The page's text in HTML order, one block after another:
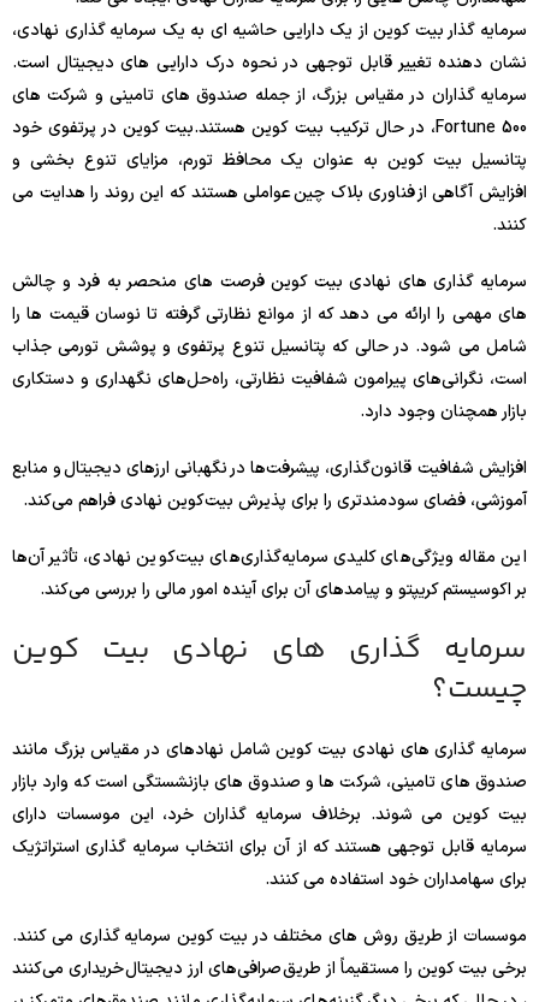
سرمایه گذار بیت کوین از یک دارایی حاشیه ای به یک سرمایه گذاری نهادی،
نشان دهنده تغییر قابل توجهی در نحوه درک دارایی های دیجیتال است.
سرمایه گذاران در مقیاس بزرگ، از جمله صندوق های تامینی و شرکت های
Fortune 500، در حال ترکیب بیت کوین هستند.
بیت کوین در پرتفوی خود
پتانسیل بیت کوین به عنوان یک محافظ تورم، مزایای تنوع بخشی و
افزایش آگاهی از فناوری بلاک چین عواملی هستند که این روند را هدایت می
کنند.
سرمایه گذاری های نهادی بیت کوین فرصت های منحصر به فرد و چالش
های مهمی را ارائه می دهد که از موانع نظارتی گرفته تا نوسان قیمت ها را
شامل می شود. در حالی که پتانسیل تنوع پرتفوی و پوشش تورمی جذاب
است، نگرانی‌های پیرامون شفافیت نظارتی، راه‌حل‌های نگهداری و دستکاری
بازار همچنان وجود دارد.
افزایش شفافیت قانون‌گذاری، پیشرفت‌ها در نگهبانی ارزهای دیجیتال و منابع
آموزشی، فضای سودمندتری را برای پذیرش بیت‌کوین نهادی فراهم می‌کند.
این مقاله ویژگی‌های کلیدی سرمایه‌گذاری‌های بیت‌کوین نهادی، تأثیر آن‌ها
بر اکوسیستم کریپتو و پیامدهای آن برای آینده امور مالی را بررسی می‌کند.
سرمایه گذاری های نهادی بیت کوین
چیست؟
سرمایه گذاری های نهادی بیت کوین شامل نهادهای در مقیاس بزرگ مانند
صندوق های تامینی، شرکت ها و صندوق های بازنشستگی است که وارد بازار
بیت کوین می شوند. برخلاف سرمایه گذاران خرد، این موسسات دارای
سرمایه قابل توجهی هستند که از آن برای انتخاب سرمایه گذاری استراتژیک
برای سهامداران خود استفاده می کنند.
موسسات از طریق روش های مختلف در بیت کوین سرمایه گذاری می کنند.
برخی بیت کوین را مستقیماً از طریق صرافی‌های ارز دیجیتال خریداری می‌کنند